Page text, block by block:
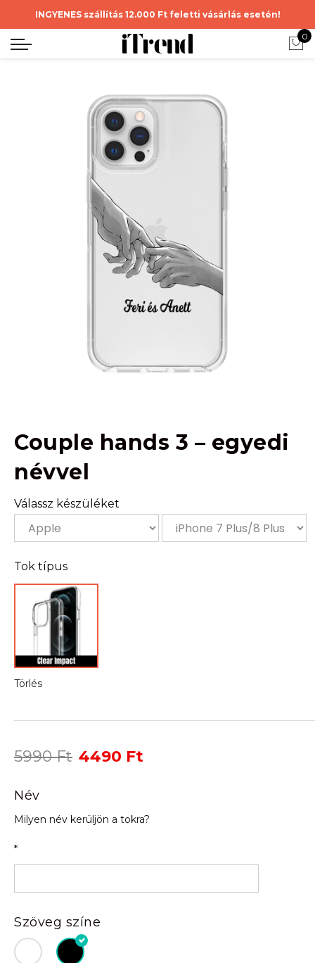
INGYENES szállítás 12.000 Ft feletti vásárlás esetén!
0
Couple hands 3 – egyedi
névvel
Válassz készüléket
Tok típus
Törlés
5990Ft Original
4490 Ft
Név
Milyen név kerüljön a tokra?
*
Szöveg színe